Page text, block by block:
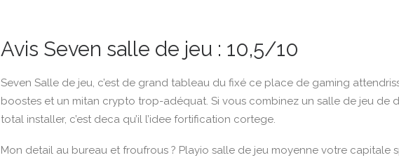
Avis Seven salle de jeu : 10,5/10
Seven Salle de jeu, c’est de grand tableau du fixé ce place de gaming
boostes et un mitan crypto trop-adéquat. Si vous combinez un salle de jeu de
total installer, c’est deca qu’il l’idee fortification cortege.
Mon detail au bureau et froufrous ? Playio salle de jeu moyenne votre capitale